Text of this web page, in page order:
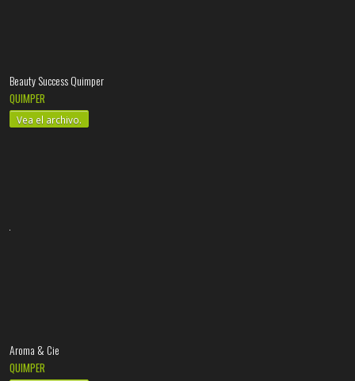
Beauty Success Quimper
QUIMPER
Vea el archivo.
Aroma & Cie
QUIMPER